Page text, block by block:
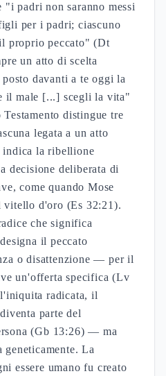
padri non saranno messi
per i padri; ciascuno
proprio peccato" (Dt
un atto di scelta
davanti a te oggi la
il male [...] scegli la vita"
distingue tre
legata a un atto
decisione deliberata di
come quando Mose
d'oro (Es 32:21).
il peccato
o disattenzione — per il
un'offerta specifica (Lv
parte del
(Gb 13:26) — ma
geneticamente. La
essere umano fu creato